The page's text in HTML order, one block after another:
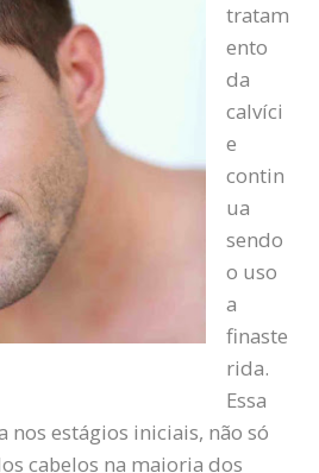
tratam
ento
da
calvíci
e
contin
ua
sendo
o uso
a
finaste
rida.
Essa
nos estágios iniciais, não só
cabelos na maioria dos